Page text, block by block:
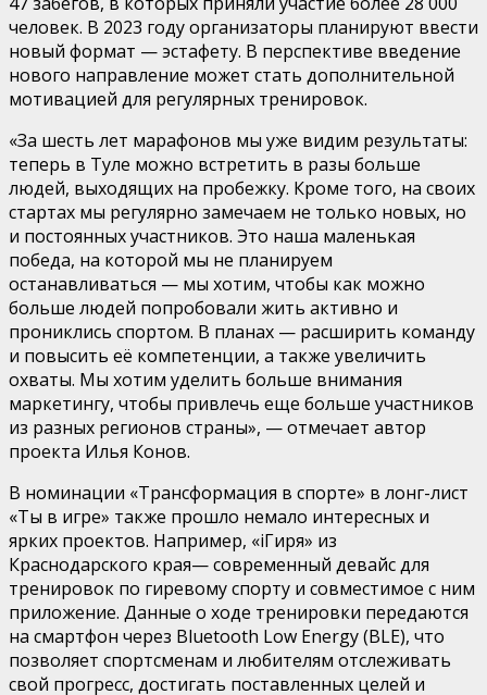
человек. В 2023 году организаторы планируют ввести
новый формат — эстафету. В перспективе введение
нового направление может стать дополнительной
мотивацией для регулярных тренировок.
«За шесть лет марафонов мы уже видим результаты:
теперь в Туле можно встретить в разы больше
людей, выходящих на пробежку. Кроме того, на своих
стартах мы регулярно замечаем не только новых, но
и постоянных участников. Это наша маленькая
победа, на которой мы не планируем
останавливаться — мы хотим, чтобы как можно
больше людей попробовали жить активно и
прониклись спортом. В планах — расширить команду
и повысить её компетенции, а также увеличить
охваты. Мы хотим уделить больше внимания
маркетингу, чтобы привлечь еще больше участников
из разных регионов страны», — отмечает автор
проекта Илья Конов.
В номинации «Трансформация в спорте» в лонг-лист
«Ты в игре» также прошло немало интересных и
ярких проектов. Например, «iГиря» из
Краснодарского края— современный девайс для
тренировок по гиревому спорту и совместимое с ним
приложение. Данные о ходе тренировки передаются
на смартфон через Bluetooth Low Energy (BLE), что
позволяет спортсменам и любителям отслеживать
свой прогресс, достигать поставленных целей и